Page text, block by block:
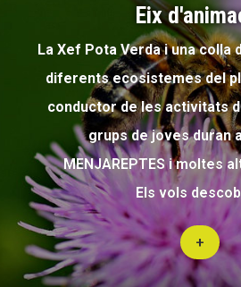
Eix
La Xef Pota Verda i una colla
diferents ecosistemes del
conductor de les activitats
grups de joves duran
MENJAREPTES i moltes
Els vols
+